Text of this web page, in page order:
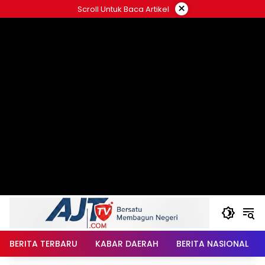
ke
Scroll Untuk Baca Artikel ×
BERITA TERBARU KABAR DAERAH BERITA NASIONAL